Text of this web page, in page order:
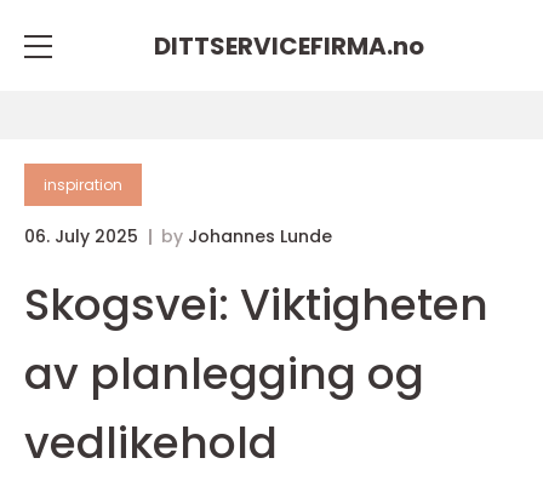
DITTSERVICEFIRMA.no
inspiration
06. July 2025 by Johannes Lunde
Skogsvei: Viktigheten
av planlegging og
vedlikehold